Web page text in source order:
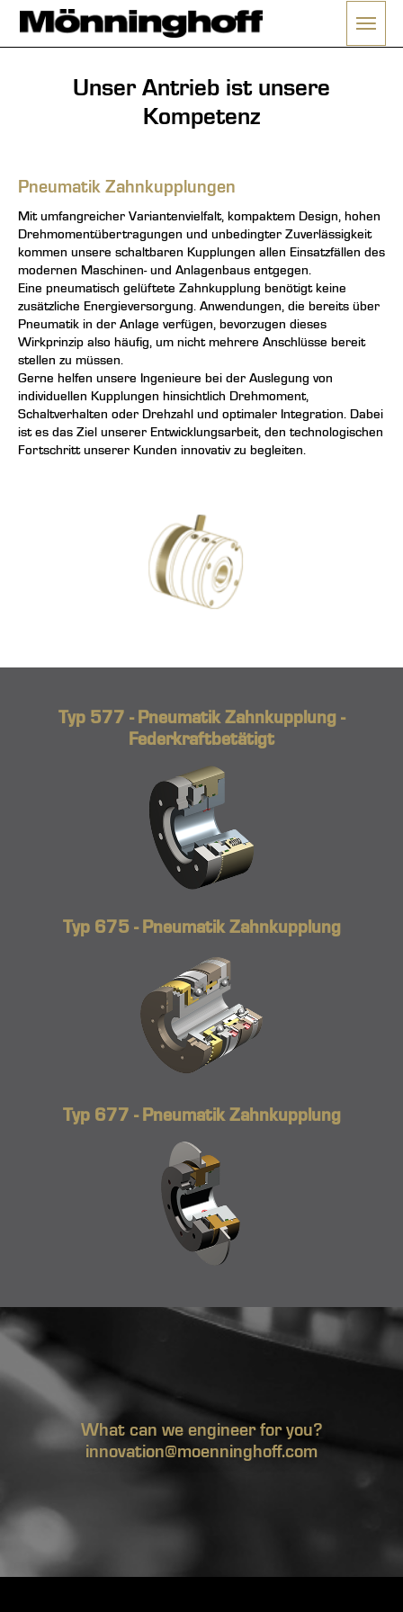
Menü
Unser Antrieb ist unsere
Kompetenz
Pneumatik Zahnkupplungen
Mit umfangreicher Variantenvielfalt, kompaktem Design, hohen
Drehmomentübertragungen und unbedingter Zuverlässigkeit
kommen unsere schaltbaren Kupplungen allen Einsatzfällen des
modernen Maschinen- und Anlagenbaus entgegen.
Eine pneumatisch gelüftete Zahnkupplung benötigt keine
zusätzliche Energieversorgung. Anwendungen, die bereits über
Pneumatik in der Anlage verfügen, bevorzugen dieses
Wirkprinzip also häufig, um nicht mehrere Anschlüsse bereit
stellen zu müssen.
Gerne helfen unsere Ingenieure bei der Auslegung von
individuellen Kupplungen hinsichtlich Drehmoment,
Schaltverhalten oder Drehzahl und optimaler Integration. Dabei
ist es das Ziel unserer Entwicklungsarbeit, den technologischen
Fortschritt unserer Kunden innovativ zu begleiten.
Typ 577 - Pneumatik Zahnkupplung -
Federkraftbetätigt
Typ 675 - Pneumatik Zahnkupplung
Typ 677 - Pneumatik Zahnkupplung
What can we engineer for you?
innovation@moenninghoff.com